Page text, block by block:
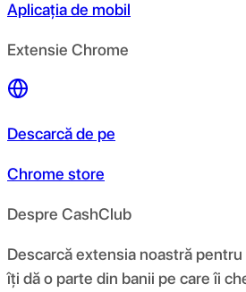
Aplicația de mobil
Extensie Chrome
Descarcă de pe
Chrome store
Despre CashClub
Descarcă extensia noastră
îți dă o parte din banii pe care îi